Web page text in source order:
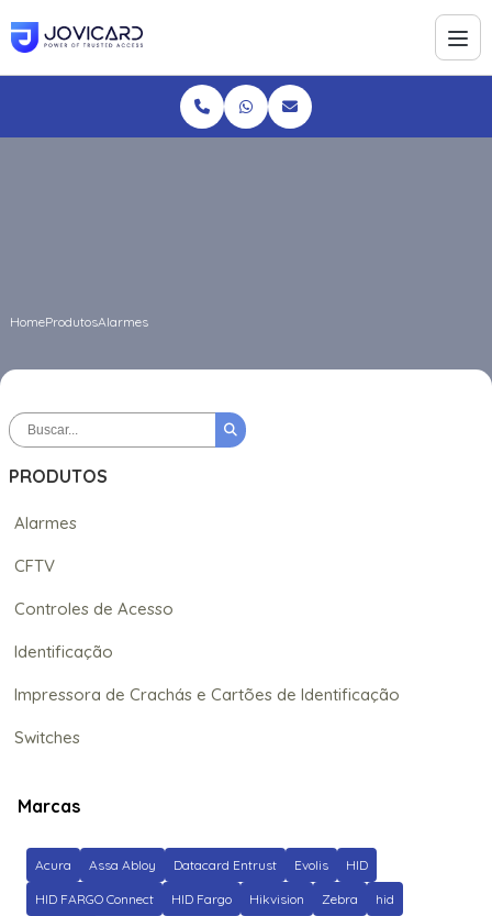
HomeProdutosAlarmes
PRODUTOS
Alarmes
CFTV
Controles de Acesso
Identificação
Impressora de Crachás e Cartões de Identificação
Switches
Marcas
Acura Assa Abloy Datacard Entrust Evolis HID
HID FARGO Connect HID Fargo Hikvision Zebra hid